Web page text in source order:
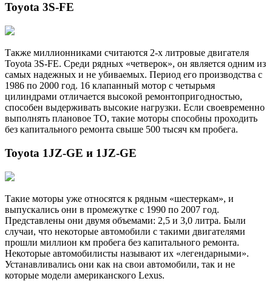
Toyota 3S-FE
Также миллионниками считаются 2-х литровые двигателя
Toyota 3S-FE. Среди рядных «четверок», он является одним из
самых надежных и не убиваемых. Период его производства с
1986 по 2000 год. 16 клапанный мотор с четырьмя
цилиндрами отличается высокой ремонтопригодностью,
способен выдерживать высокие нагрузки. Если своевременно
выполнять плановое ТО, такие моторы способны проходить
без капитального ремонта свыше 500 тысяч км пробега.
Toyota 1JZ-GE и 1JZ-GE
Такие моторы уже относятся к рядным «шестеркам», и
выпускались они в промежутке с 1990 по 2007 год.
Представлены они двумя объемами: 2,5 и 3,0 литра. Были
случаи, что некоторые автомобили с такими двигателями
прошли миллион км пробега без капитального ремонта.
Некоторые автомобилисты называют их «легендарными».
Устанавливались они как на свои автомобили, так и не
которые модели американского Lexus.